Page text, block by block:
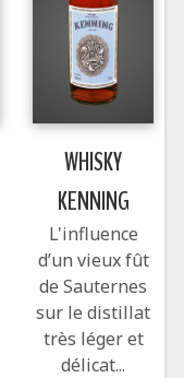
WHISKY
KENNING
L'influence
d’un vieux fût
de Sauternes
sur le distillat
très léger et
délicat...